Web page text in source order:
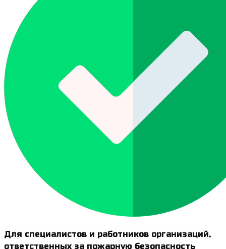
Для специалистов и работников организаций,
ответственных за пожарную безопасность